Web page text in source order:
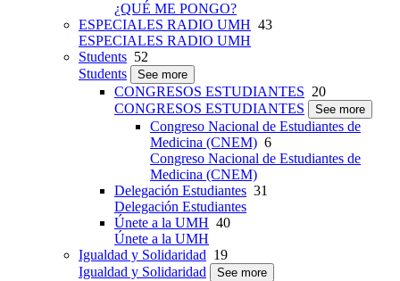
¿QUÉ ME PONGO?
ESPECIALES RADIO UMH 43
ESPECIALES RADIO UMH
Students 52
Students
See more
CONGRESOS ESTUDIANTES 20
CONGRESOS ESTUDIANTES
See more
Congreso Nacional de Estudiantes de
Medicina (CNEM) 6
Congreso Nacional de Estudiantes de
Medicina (CNEM)
Delegación Estudiantes 31
Delegación Estudiantes
Únete a la UMH 40
Únete a la UMH
Igualdad y Solidaridad 19
Igualdad y Solidaridad
See more